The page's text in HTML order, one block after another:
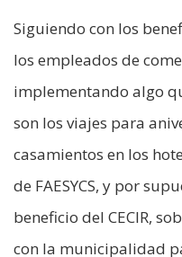
Siguiendo con los
los empleados de
implementando algo
son los viajes para
casamientos en los
de FAESYCS, y por
beneficio del CECIR,
con la municipalidad